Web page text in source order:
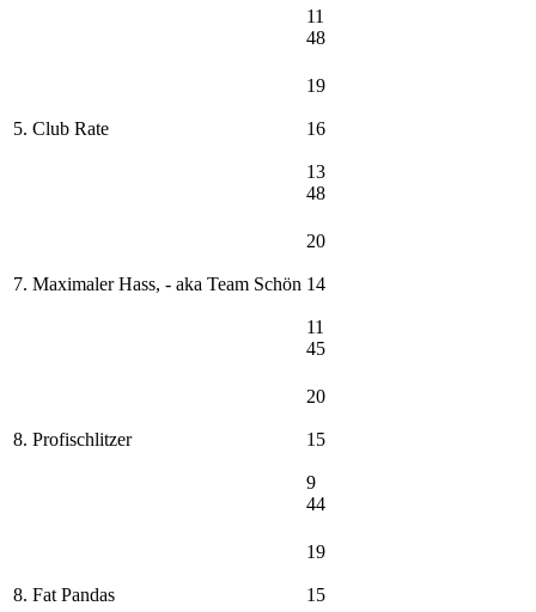
11
48
5. Club Rate
19
16
13
48
7. Maximaler Hass, - aka Team Schön
20
14
11
45
8. Profischlitzer
20
15
9
44
8. Fat Pandas
19
15